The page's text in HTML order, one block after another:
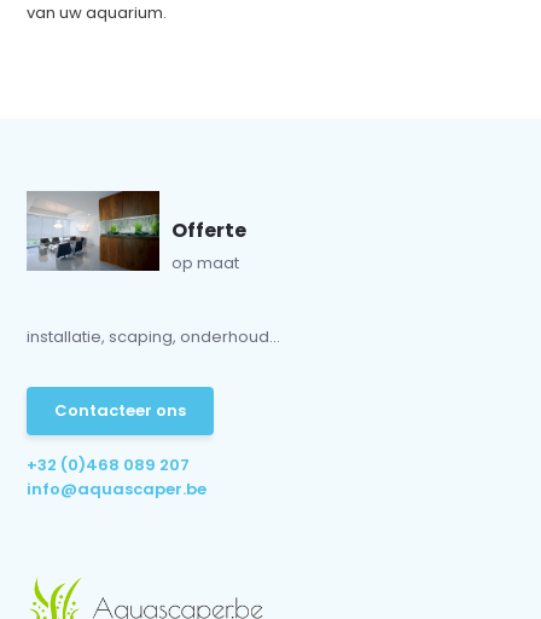
van uw aquarium.
Offerte
op maat
installatie, scaping, onderhoud...
Contacteer ons
+32 (0)468 089 207
info@aquascaper.be